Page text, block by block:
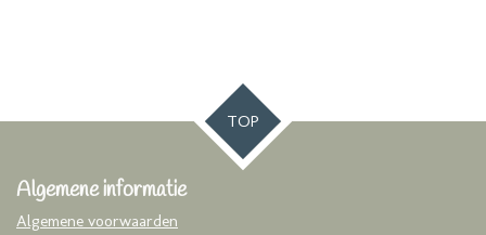
TOP
Algemene informatie
Algemene voorwaarden